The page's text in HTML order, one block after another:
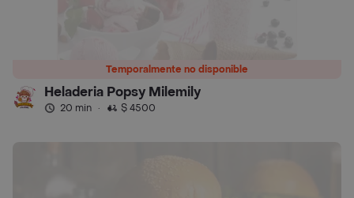
Temporalmente no disponible
Heladeria Popsy Milemily
20 min · $ 4500